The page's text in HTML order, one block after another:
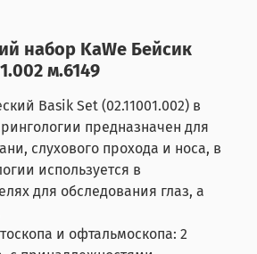
набор KaWe Бейсик
м.6149
Basik Set (02.11001.002) в
предназначен для
слухового прохода и носа, в
используется в
для обследования глаз, а
и офтальмоскопа: 2